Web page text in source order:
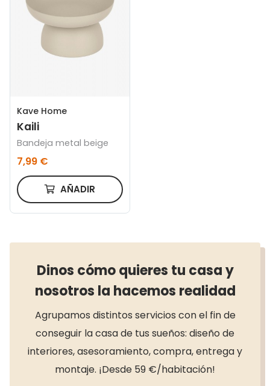
Kave Home
Kaili
Bandeja metal beige
7,99 €
AÑADIR
Dinos cómo quieres tu casa y
nosotros la hacemos realidad
Agrupamos distintos servicios con el fin de
conseguir la casa de tus sueños: diseño de
interiores, asesoramiento, compra, entrega y
montaje. ¡Desde 59 €/habitación!